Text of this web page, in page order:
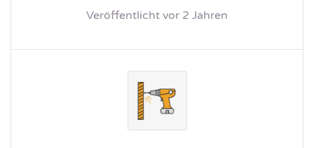
Veröffentlicht vor 2 Jahren